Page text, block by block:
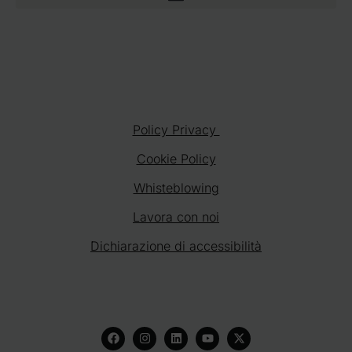
Policy Privacy
Cookie Policy
Whisteblowing
Lavora con noi
Dichiarazione di accessibilità
F
a
I
n
L
i
Y
o
X
-